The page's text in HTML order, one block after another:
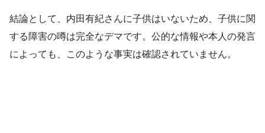
結論として、内田有紀さんに子供はいないため、子供に関
する障害の噂は完全なデマです。公的な情報や本人の発言
によっても、このような事実は確認されていません。